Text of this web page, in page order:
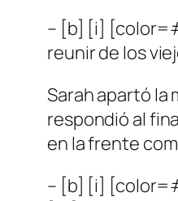
– [b] [i]
reunir de los
Sarah apartó
respondió al
en la frente
– [b] [i]